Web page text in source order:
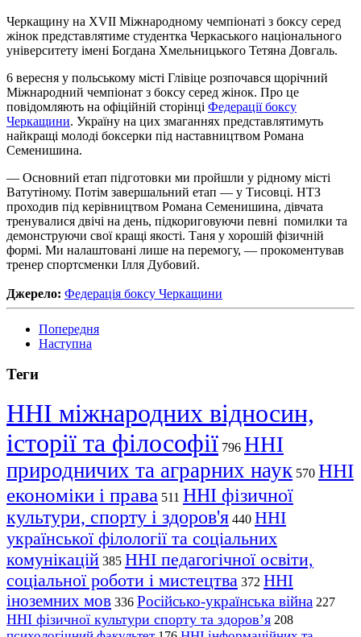
Черкащину на XVII Міжнародному чемпіонаті з боксу серед
жінок представлятиме студентка Черкаського національного
університету імені Богдана Хмельницького Тетяна Довгаль.
6 вересня у польському місті Глівіце розпочався щорічний
Міжнародний чемпіонат з боксу серед жінок. Про це
повідомляють на офіційній сторінці Федерації боксу
Черкащини. Україну на цих змаганнях представлятимуть
найкращі молоді боксерки під наставництвом Романа
Семенишина.
— Основний етап підготовки ми пройшли у рідному місті
Ватутіному. Потім завершальний етап — у Тисовці. НТЗ
проходив під керівництвом Романа Семенишина, дівчата
тренувалися двічі на день, підкориговуючи певні помилки та
демонструючи свої кращі якості. Таня у хорошій фізичній
формі. Ми налаштовані лише на перемогу, — прокоментував
тренер спортсменки Ілля Дубовий.
Джерело: Федерація боксу Черкащини
Попередня
Наступна
Теги
ННІ міжнародних відносин,
історії та філософії 796 ННІ
природничих та аграрних наук 570 ННІ
економіки і права 511 ННІ фізичної
культури, спорту і здоров'я 440 ННІ
української філології та соціальних
комунікацій 385 ННІ педагогічної освіти,
соціальної роботи і мистецтва 372 ННІ
іноземних мов 336 Російсько-українська війна 227
ННІ фізичної культури спорту та здоров’я 208